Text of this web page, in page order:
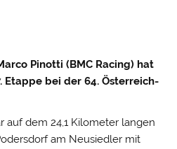
Pinotti (BMC Racing) hat
Etappe bei der 64. Österreich-
auf dem 24,1 Kilometer langen
am Neusiedler mit